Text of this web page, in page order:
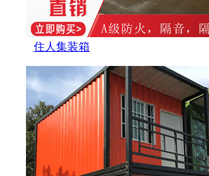
住人集装箱